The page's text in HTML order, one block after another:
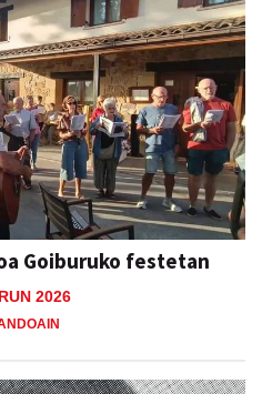
Goiburuko festetan